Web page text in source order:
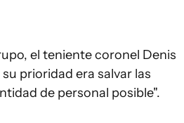
el teniente coronel Denis
prioridad era salvar las
de personal posible".